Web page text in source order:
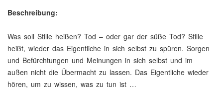
Beschreibung:
Was soll Stille heißen? Tod – oder gar der süße Tod? Stille
heißt, wieder das Eigentliche in sich selbst zu spüren. Sorgen
und Befürchtungen und Meinungen in sich selbst und im
außen nicht die Übermacht zu lassen. Das Eigentliche wieder
hören, um zu wissen, was zu tun ist …